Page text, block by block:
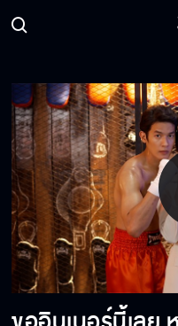
นี่คือ
ดิน
คุณห
ตกล
จะไ